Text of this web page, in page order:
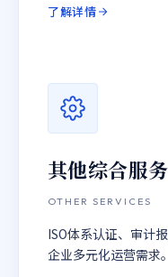
了解详情
其他综合服务
OTHER SERVICES
ISO体系认证、审计
企业多元化运营需求。